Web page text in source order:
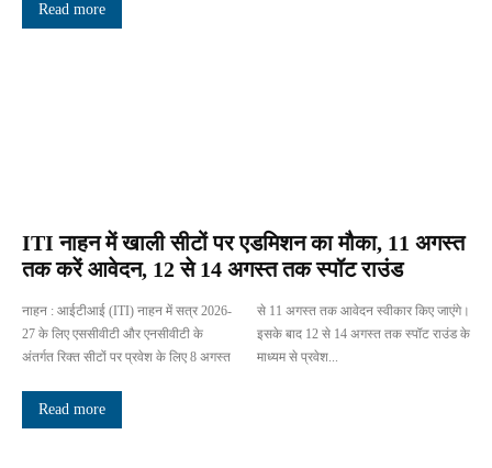
Read more
ITI नाहन में खाली सीटों पर एडमिशन का मौका, 11 अगस्त
तक करें आवेदन, 12 से 14 अगस्त तक स्पॉट राउंड
नाहन : आईटीआई (ITI) नाहन में सत्र 2026-
27 के लिए एससीवीटी और एनसीवीटी के
अंतर्गत रिक्त सीटों पर प्रवेश के लिए 8 अगस्त
से 11 अगस्त तक आवेदन स्वीकार किए जाएंगे।
इसके बाद 12 से 14 अगस्त तक स्पॉट राउंड के
माध्यम से प्रवेश...
Read more